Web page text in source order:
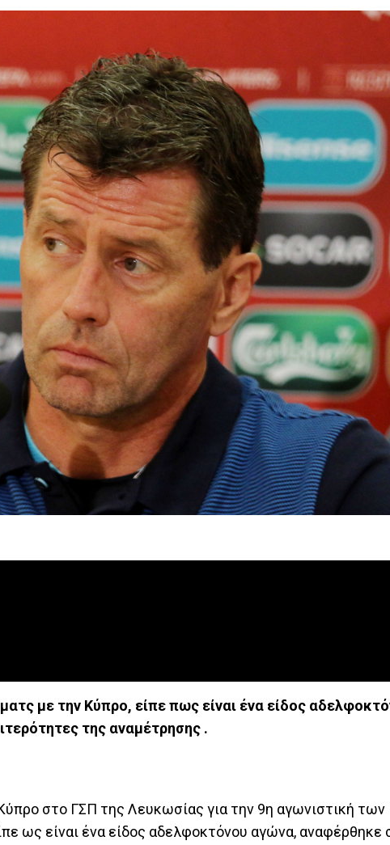
με την Κύπρο, είπε πως είναι ένα είδος
της αναμέτρησης .
στο ΓΣΠ της Λευκωσίας για την 9η αγωνιστική των
ως είναι ένα είδος αδελφοκτόνου αγώνα, αναφέρθηκε